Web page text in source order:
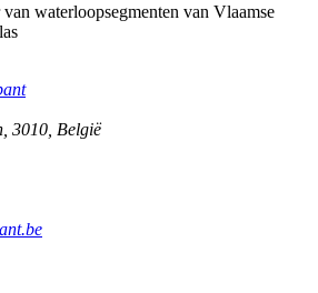
waterloopsegmenten van Vlaamse
3010 België